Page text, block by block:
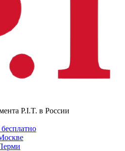
P.I.T. в России